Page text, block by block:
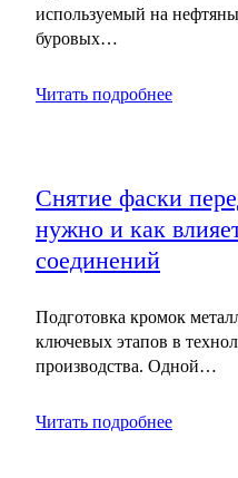
используемый на
буровых…
Читать подробнее
Снятие фаски
нужно и как
соединений
Подготовка кромок
ключевых этапов в
производства. Одной…
Читать подробнее